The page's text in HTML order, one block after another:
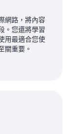
網路，將內容
。您還將學習
用最適合您使
關重要。